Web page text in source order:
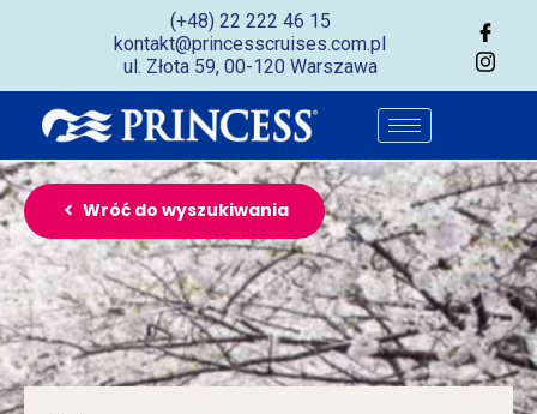
(+48) 22 222 46 15
kontakt@princesscruises.com.pl
ul. Złota 59, 00-120 Warszawa
Wróć do wyszukiwania